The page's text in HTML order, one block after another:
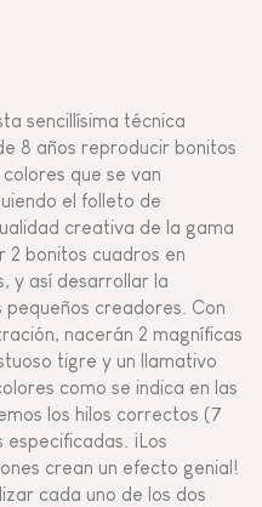
sencillísima técnica
8 años reproducir bonitos
que se van
el folleto de
creativa de la gama
2 bonitos cuadros en
y así desarrollar la
creadores. Con
nacerán 2 magníficas
tigre y un llamativo
como se indica en las
los hilos correctos (7
¡Los
crean un efecto genial!
cada uno de los dos